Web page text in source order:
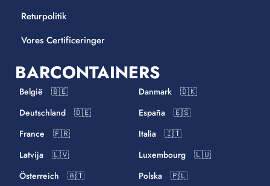
Returpolitik
Vores Certificeringer
BARCONTAINERS
België 🇧🇪
Danmark 🇩🇰
Deutschland 🇩🇪
España 🇪🇸
France 🇫🇷
Italia 🇮🇹
Latvija 🇱🇻
Luxembourg 🇱🇺
Österreich 🇦🇹
Polska 🇵🇱